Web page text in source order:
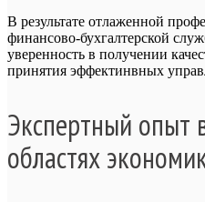
В результате отлаженной
финансово-бухгалтерской
уверенность в получении
принятия эффектинвных
Экспертный опыт
областях